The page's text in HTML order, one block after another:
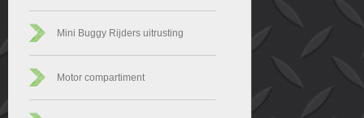
Mini Buggy Rijders uitrusting
Motor compartiment